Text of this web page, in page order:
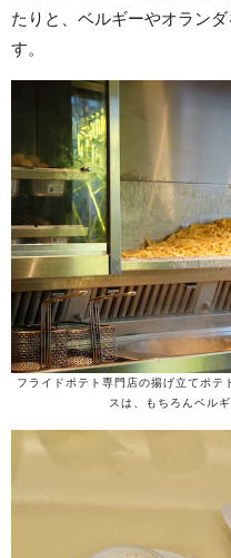
たりと、ベルギーやオラン
す。
フライドポテト専門店の揚げ立てポテ
スは、もちろんベル